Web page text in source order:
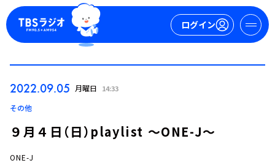
ログイン
2022.09.05 月曜日 14:33
その他
９月４日（日）playlist ～ONE-J～
ONE-J